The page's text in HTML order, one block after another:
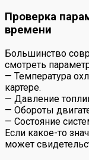
Проверка
времени
Большинство
смотреть
— Температура
картере.
— Давление
— Обороты
— Состояние
Если какое-то
может